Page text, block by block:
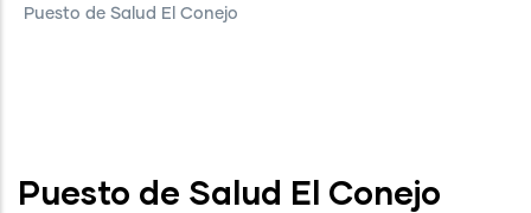
Puesto de Salud El Conejo
Puesto de Salud El Conejo